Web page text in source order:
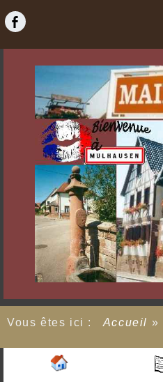
Vous êtes ici : Accueil »